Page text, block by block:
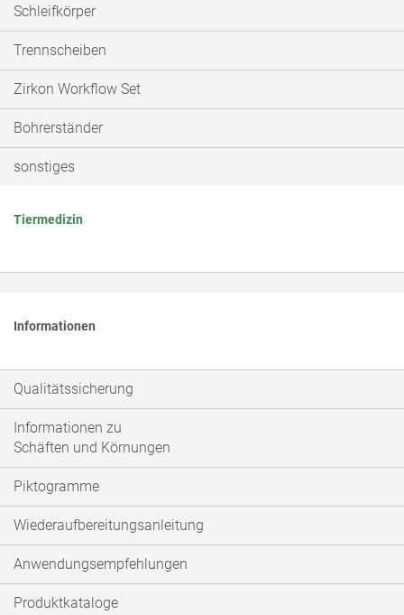
Schleifkörper
Trennscheiben
Zirkon Workflow Set
Bohrerständer
sonstiges
Tiermedizin
Informationen
Qualitätssicherung
Informationen zu
Schäften und Körnungen
Piktogramme
Wiederaufbereitungsanleitung
Anwendungsempfehlungen
Produktkataloge